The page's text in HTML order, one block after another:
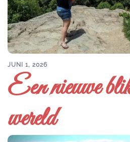
JUNI 1, 2026
Een nieuwe
wereld